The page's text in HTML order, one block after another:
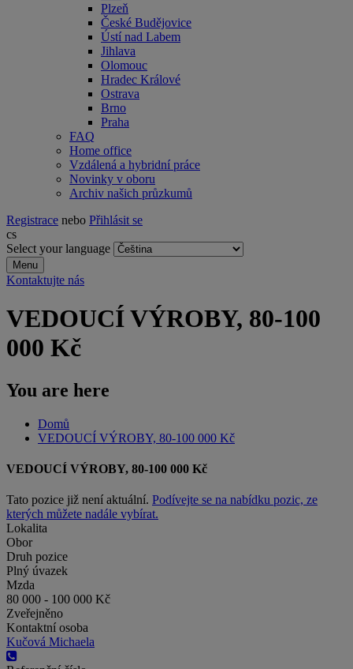
Plzeň
České Budějovice
Ústí nad Labem
Jihlava
Olomouc
Hradec Králové
Ostrava
Brno
Praha
FAQ
Home office
Vzdálená a hybridní práce
Novinky v oboru
Archiv našich průzkumů
Registrace nebo Přihlásit se
cs
Select your language
Menu
Kontaktujte nás
VEDOUCÍ VÝROBY, 80-100
000 Kč
You are here
Domů
VEDOUCÍ VÝROBY, 80-100 000 Kč
VEDOUCÍ VÝROBY, 80-100 000 Kč
Tato pozice již není aktuální. Podívejte se na nabídku pozic, ze
kterých můžete nadále vybírat.
Lokalita
Obor
Druh pozice
Plný úvazek
Mzda
80 000 - 100 000 Kč
Zveřejněno
Kontaktní osoba
Kučová Michaela